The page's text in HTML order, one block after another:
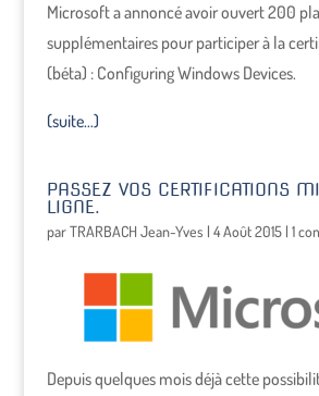
Microsoft a annoncé avoir ouvert 200
supplémentaires pour participer à la
(béta) : Configuring Windows Devices.
(suite…)
PASSEZ VOS CERTIFICATIONS
LIGNE.
parTRARBACH Jean-Yves | 4 Août 2015| 1
Depuis quelques mois déjà cette